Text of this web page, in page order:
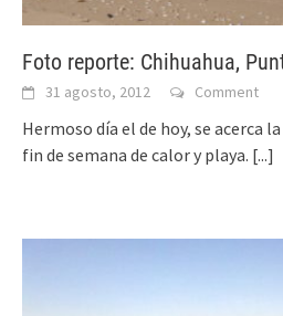
Foto reporte: Chihuahua,
31 agosto, 2012 Comment
Hermoso día el de hoy, se acerca
fin de semana de calor y playa. [...]